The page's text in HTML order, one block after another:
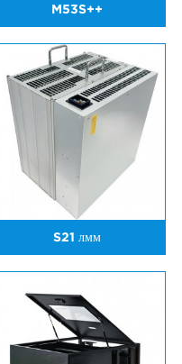
M53S++
S21 лмм